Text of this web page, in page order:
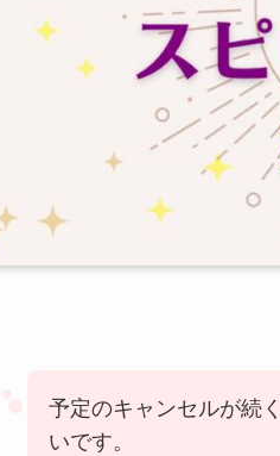
予定のキャンセルが続
いです。